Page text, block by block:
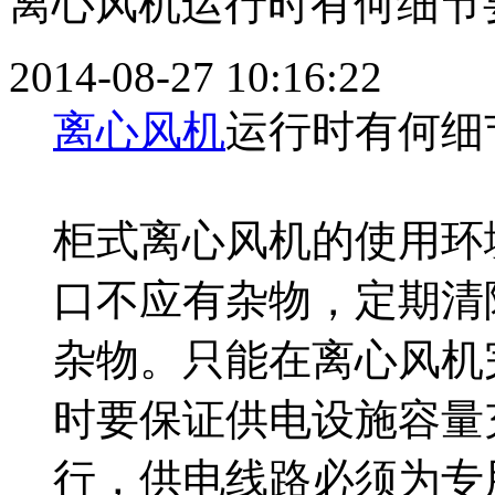
2014-08-27 10:16:22
离心风机运行时有何
柜式离心风机的使用
口不应有杂物，定期
杂物。只能在离心风
时要保证供电设施容
行，供电线路必须为